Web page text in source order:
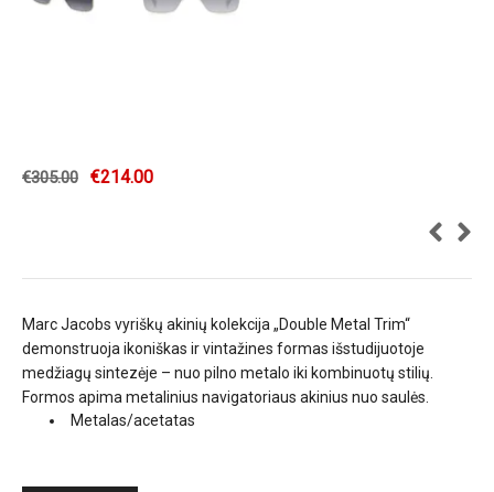
€305.00 €214.00
Marc Jacobs vyriškų akinių kolekcija „Double Metal Trim“
demonstruoja ikoniškas ir vintažines formas išstudijuotoje
medžiagų sintezėje – nuo pilno metalo iki kombinuotų stilių.
Formos apima metalinius navigatoriaus akinius nuo saulės.
Metalas/acetatas